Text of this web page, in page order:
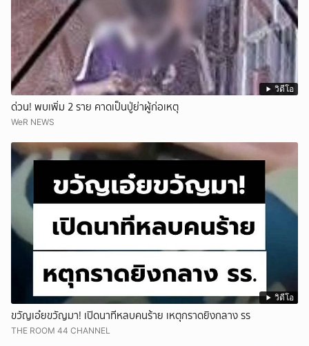
วิดีโอ
ด่วน! พบเพิ่ม 2 ราย คาดเป็นปู่ย่าผู้ก่อเหตุ
WeR NEWS
วิดีโอ
ขวัญเอ๋ยขวัญมา! เปิดนาทีหลบคนร้าย เหตุกราดยิงกลาง รร
THE ROOM 44 CHANNEL